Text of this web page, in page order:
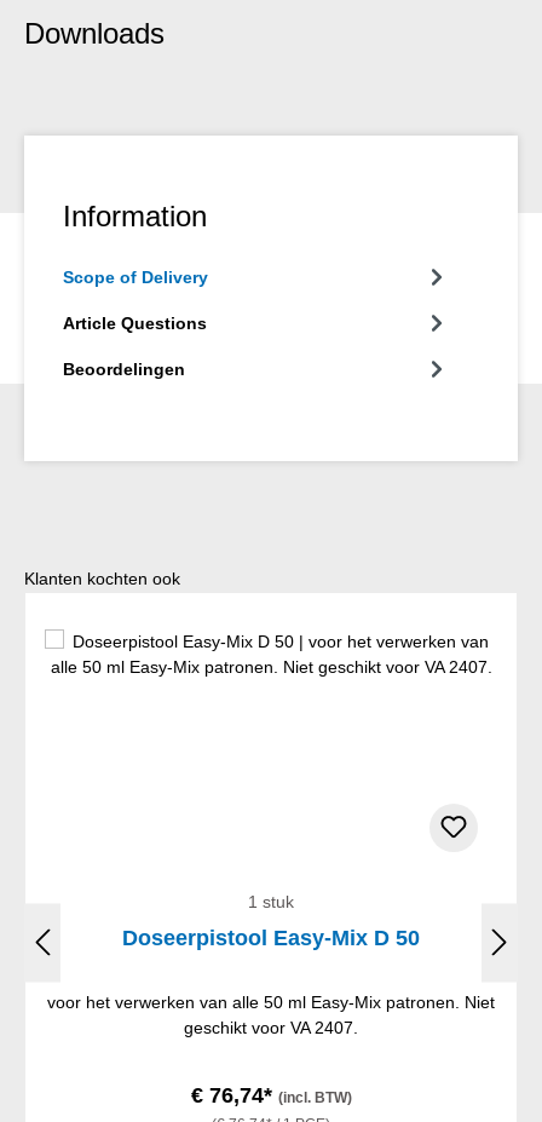
Downloads
Information
Scope of Delivery
Article Questions
Beoordelingen
Productgalerij overslaan
Klanten kochten ook
1 stuk
Doseerpistool Easy-Mix D 50
voor het verwerken van alle 50 ml Easy-Mix patronen. Niet
geschikt voor VA 2407.
€ 76,74* (incl. BTW)